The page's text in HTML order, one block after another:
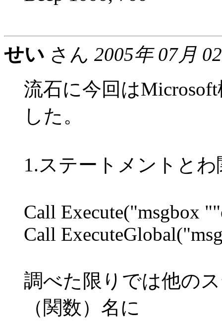
せい さん 2005年 07月
流石に今回は
した。
1.ステートメントと
Call Execute("msgbox
Call
調べた限りでは他の
（関数）名に